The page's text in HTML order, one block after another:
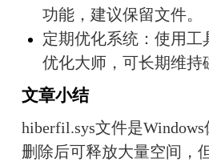
功能，建议保留文件。
定期优化系统：使用工
优化大师，可长期维持
文章小结
hiberfil.sys文件是Windows
删除后可释放大量空间，